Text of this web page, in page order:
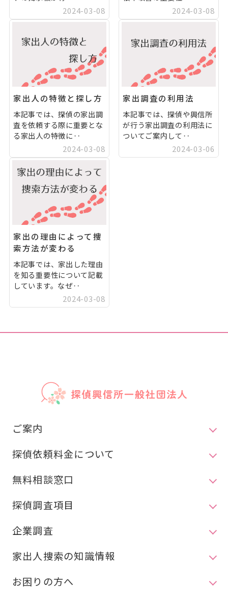
2024-03-08
2024-03-08
家出人の特徴と探し方
本記事では、探偵の家出調
査を依頼する際に重要とな
る家出人の特徴に‥
2024-03-08
家出調査の利用法
本記事では、探偵や興信所
が行う家出調査の利用法に
ついてご案内して‥
2024-03-06
家出の理由によって捜
索方法が変わる
本記事では、家出した理由
を知る重要性について記載
しています。なぜ‥
2024-03-08
ご案内
探偵依頼料金について
無料相談窓口
探偵調査項目
企業調査
家出人捜索の知識情報
お困りの方へ